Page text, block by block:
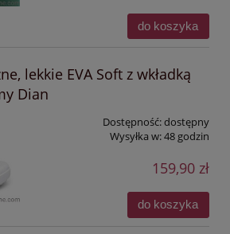
do koszyka
lekkie EVA Soft z wkładką
Dian
Dostępność:dostępny
Wysyłka w:48 godzin
159,90 zł
do koszyka